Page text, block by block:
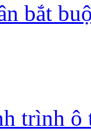
bắt
trình